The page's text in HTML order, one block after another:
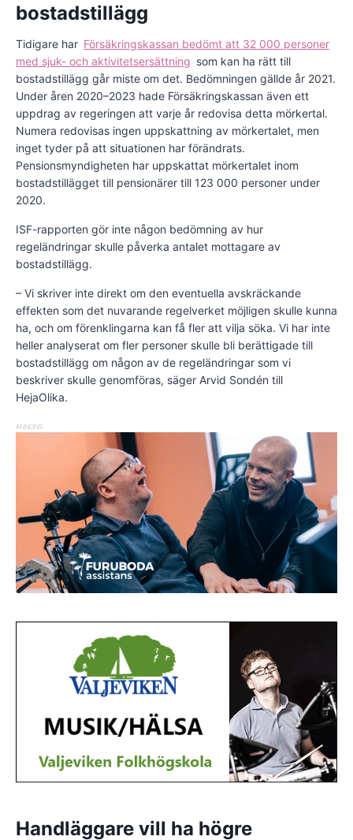
bostadstillägg
Tidigare har Försäkringskassan bedömt att 32 000 personer
med sjuk- och aktivitetsersättning som kan ha rätt till
bostadstillägg går miste om det. Bedömningen gällde år 2021.
Under åren 2020–2023 hade Försäkringskassan även ett
uppdrag av regeringen att varje år redovisa detta mörkertal.
Numera redovisas ingen uppskattning av mörkertalet, men
inget tyder på att situationen har förändrats.
Pensionsmyndigheten har uppskattat mörkertalet inom
bostadstillägget till pensionärer till 123 000 personer under
2020.
ISF-rapporten gör inte någon bedömning av hur
regeländringar skulle påverka antalet mottagare av
bostadstillägg.
– Vi skriver inte direkt om den eventuella avskräckande
effekten som det nuvarande regelverket möjligen skulle kunna
ha, och om förenklingarna kan få fler att vilja söka. Vi har inte
heller analyserat om fler personer skulle bli berättigade till
bostadstillägg om någon av de regeländringar som vi
beskriver skulle genomföras, säger Arvid Sondén till
HejaOlika.
ANNONS
Handläggare vill ha högre